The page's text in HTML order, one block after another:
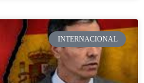
INTERNACIONAL